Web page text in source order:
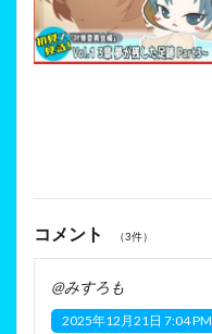
コメント （3件）
@みすろも
2025年12月21日 7:04 PM